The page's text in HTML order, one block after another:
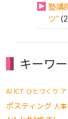
塾講
ツ”
キーワ
AI ICT ひとづくり
ポスティング 人